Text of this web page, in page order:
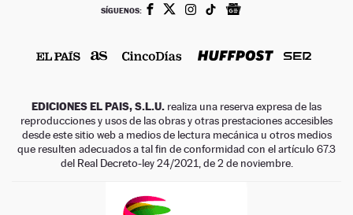
SÍGUENOS:
EDICIONES EL PAIS, S.L.U. realiza una reserva expresa de las
reproducciones y usos de las obras y otras prestaciones accesibles
desde este sitio web a medios de lectura mecánica u otros medios
que resulten adecuados a tal fin de conformidad con el artículo 67.3
del Real Decreto-ley 24/2021, de 2 de noviembre.